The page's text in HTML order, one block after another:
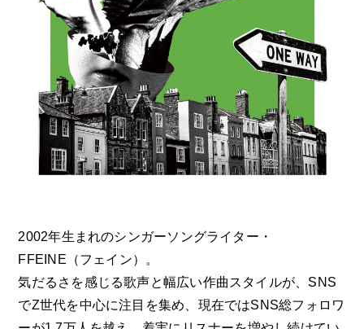
2002年生まれのシンガーソングライター・
FFEINE（フェイン）。
気だるさを感じる歌声と幅広い作曲スタイルが、SNS
でZ世代を中心に注目を集め、現在ではSNS総フォロワ